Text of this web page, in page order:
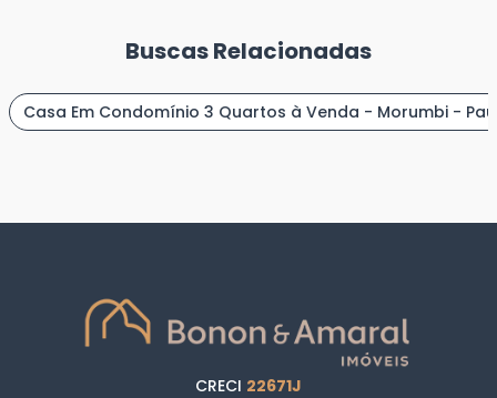
Buscas Relacionadas
Casa Em Condomínio 3 Quartos à Venda - Morumbi -
CRECI 22671J